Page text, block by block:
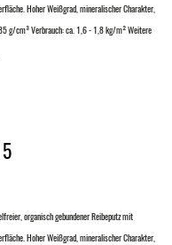
Hoher Weißgrad, mineralischer Charakter,
g/cm³ Verbrauch: ca. 1,6 - 1,8 kg/m² Weitere
organisch gebundener Reibeputz mit
Hoher Weißgrad, mineralischer Charakter,